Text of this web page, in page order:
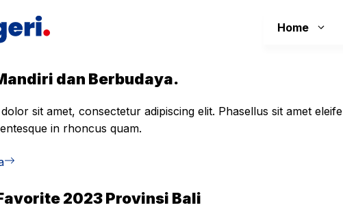
Home
dan Berbudaya.
sit amet, consectetur adipiscing elit. Phasellus sit amet
in rhoncus quam.
2023 Provinsi Bali